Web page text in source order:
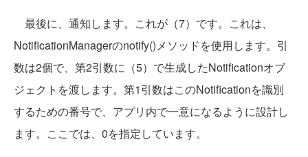
最後に、通知します。これが（7）です。これは、
NotificationManagerのnotify()メソッドを使用します。引
数は2個で、第2引数に（5）で生成したNotificationオブ
ジェクトを渡します。第1引数はこのNotificationを識別
するための番号で、アプリ内で一意になるように設計し
ます。ここでは、0を指定しています。